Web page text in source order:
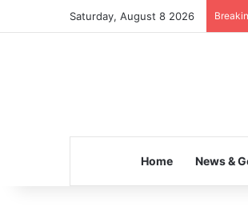
Saturday, August 8 2026
Home News &